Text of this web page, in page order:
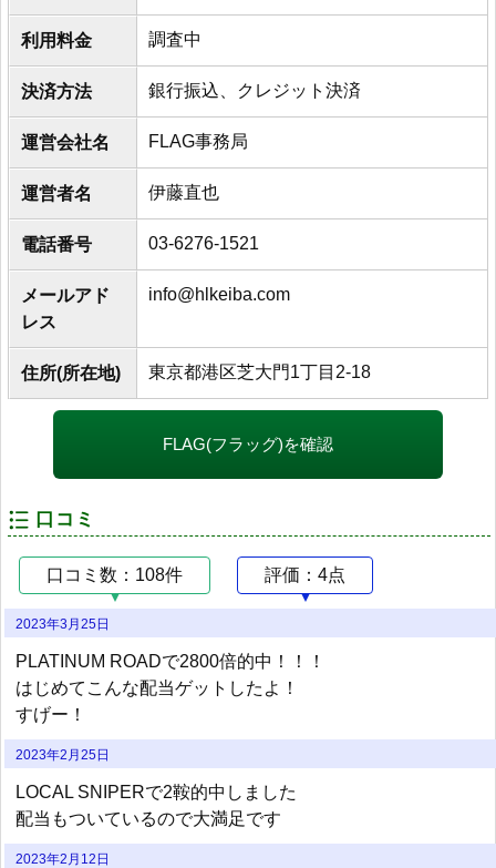
利用料金 調査中
決済方法 銀行振込、クレジット決済
運営会社名 FLAG事務局
運営者名 伊藤直也
電話番号 03-6276-1521
メールアド
レス
info@hlkeiba.com
住所(所在地) 東京都港区芝大門1丁目2-18
FLAG(フラッグ)を確認
口コミ
口コミ数：108件 評価：4点
2023年3月25日
PLATINUM ROADで2800倍的中！！！
はじめてこんな配当ゲットしたよ！
すげー！
2023年2月25日
LOCAL SNIPERで2鞍的中しました
配当もついているので大満足です
2023年2月12日